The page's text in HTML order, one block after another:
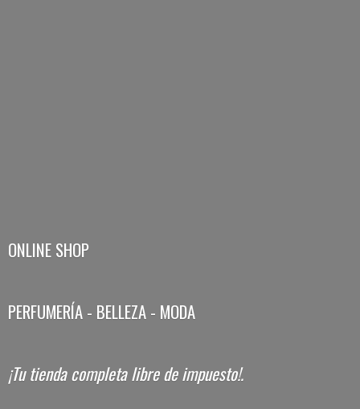
ONLINE SHOP
PERFUMERÍA - BELLEZA - MODA
¡Tu tienda completa librede impuesto!.